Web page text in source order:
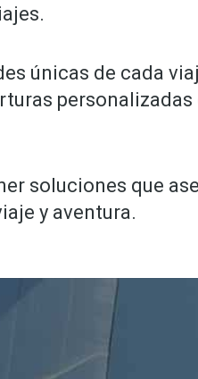
únicas de cada
personalizadas
soluciones que
y aventura.